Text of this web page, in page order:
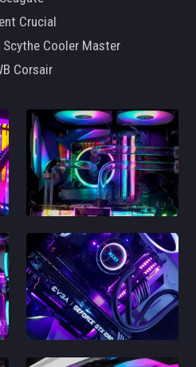
Crucial
Scythe Cooler Master
Corsair